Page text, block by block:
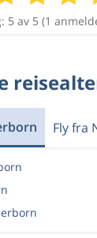
5 av 5 (1
Fly fra